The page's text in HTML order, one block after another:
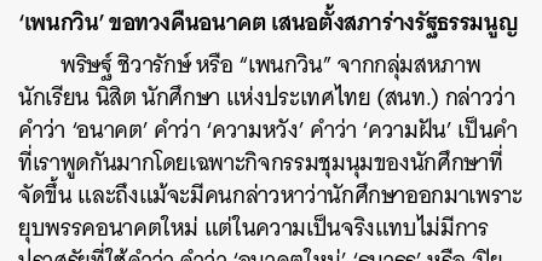
‘เพนกวิน’ ขอทวงคืนอนาคต เสนอตั้งสภาร่างรัฐธรรมนูญ
พริษฐ์ ชิวารักษ์ หรือ “เพนกวิน” จากกลุ่มสหภาพ
นักเรียน นิสิต นักศึกษา แห่งประเทศไทย (สนท.) กล่าวว่า
คำว่า ‘อนาคต’ คำว่า ‘ความหวัง’ คำว่า ‘ความฝัน’ เป็นคำ
ที่เราพูดกันมากโดยเฉพาะกิจกรรมชุมนุมของนักศึกษาที่
จัดขึ้น และถึงแม้จะมีคนกล่าวหาว่านักศึกษาออกมาเพราะ
ยุบพรรคอนาคตใหม่ แต่ในความเป็นจริงแทบไม่มีการ